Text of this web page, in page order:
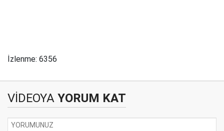
İzlenme: 6356
VİDEOYA YORUM KAT